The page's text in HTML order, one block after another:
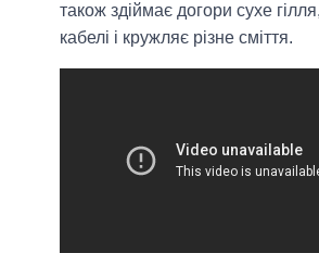
також здіймає догори сухе
кабелі і кружляє різне сміття.